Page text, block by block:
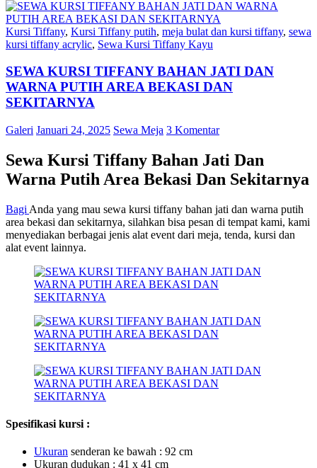
Kursi Tiffany, Kursi Tiffany putih, meja bulat dan kursi tiffany, sewa
kursi tiffany acrylic, Sewa Kursi Tiffany Kayu
SEWA KURSI TIFFANY BAHAN JATI DAN
WARNA PUTIH AREA BEKASI DAN
SEKITARNYA
Galeri Januari 24, 2025 Sewa Meja 3 Komentar
Sewa Kursi Tiffany Bahan Jati Dan
Warna Putih Area Bekasi Dan Sekitarnya
Bagi Anda yang mau sewa kursi tiffany bahan jati dan warna putih
area bekasi dan sekitarnya, silahkan bisa pesan di tempat kami, kami
menyediakan berbagai jenis alat event dari meja, tenda, kursi dan
alat event lainnya.
Spesifikasi kursi :
Ukuran senderan ke bawah : 92 cm
Ukuran dudukan : 41 x 41 cm